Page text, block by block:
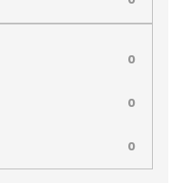
0
0
0